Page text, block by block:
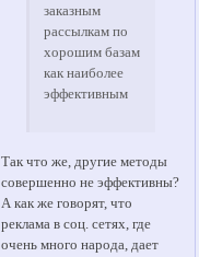
заказным
рассылкам по
хорошим базам
как наиболее
эффективным
Так что же, другие методы
совершенно не эффективны?
А как же говорят, что
реклама в соц. сетях, где
очень много народа, дает